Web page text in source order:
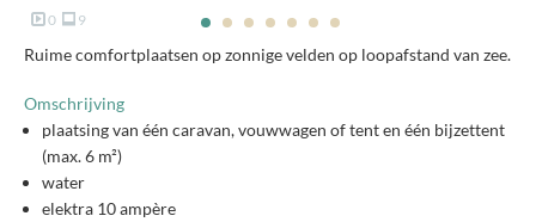
0 9
Ruime comfortplaatsen op zonnige velden op loopafstand van zee.
Omschrijving
plaatsing van één caravan, vouwwagen of tent en één bijzettent
(max. 6 m²)
water
elektra 10 ampère